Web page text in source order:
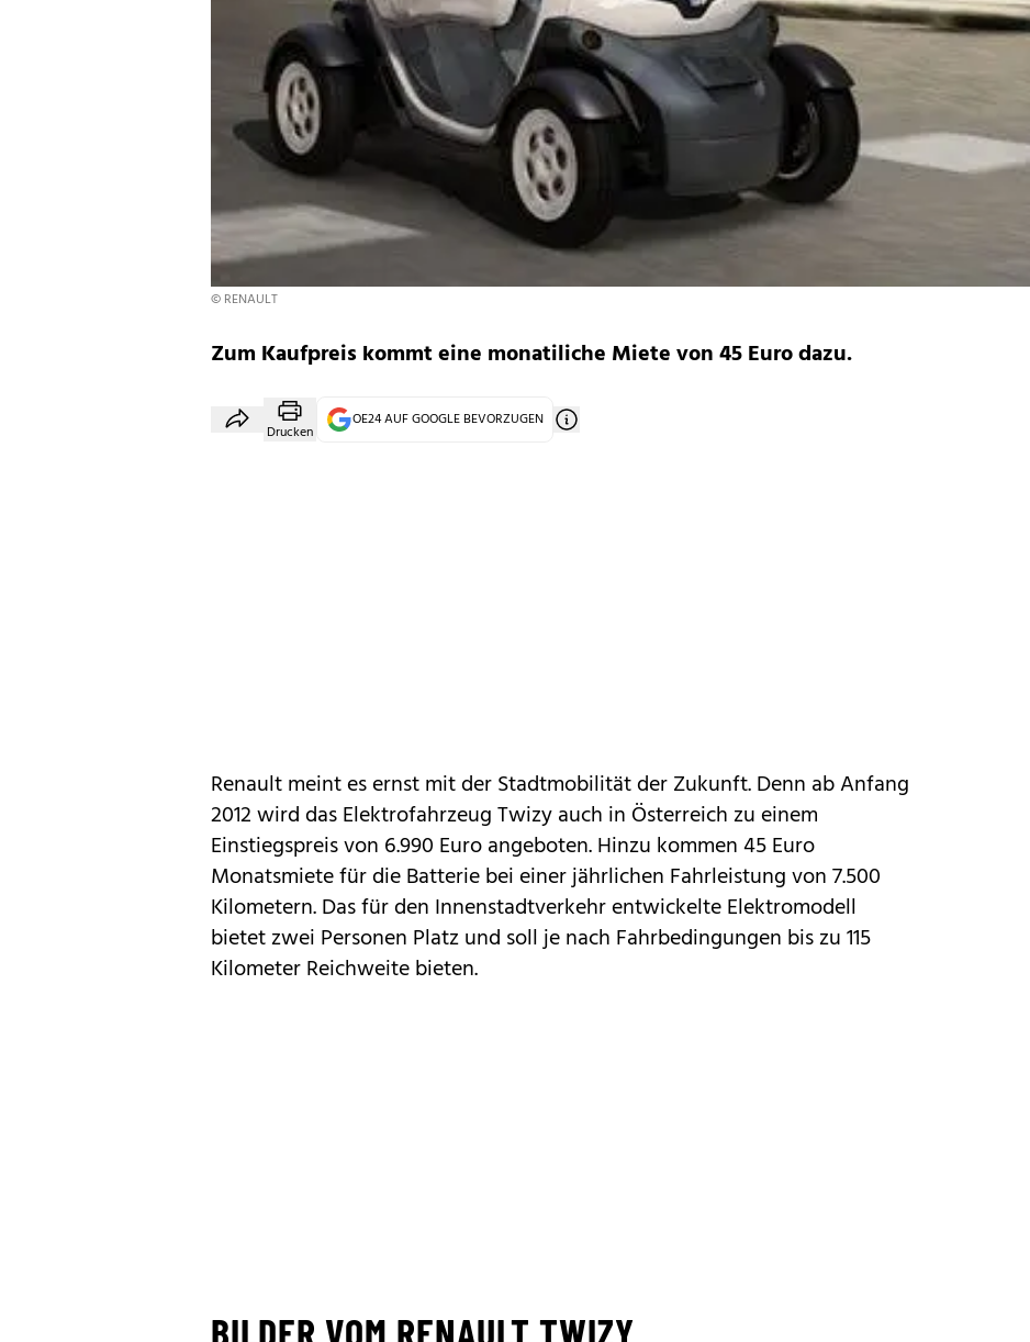
© RENAULT
Zum Kaufpreis kommt eine monatiliche Miete von 45 Euro dazu.
Drucken
OE24 AUF GOOGLE BEVORZUGEN
Renaultmeint es ernst mit der Stadtmobilität der Zukunft. Denn ab Anfang
2012 wird das ElektrofahrzeugTwizyauch in Österreich zu einem
Einstiegspreis von 6.990 Euro angeboten. Hinzu kommen 45 Euro
Monatsmiete für die Batterie bei einer jährlichen Fahrleistung von 7.500
Kilometern. Das für den Innenstadtverkehr entwickelte Elektromodell
bietet zwei Personen Platz und soll je nach Fahrbedingungen bis zu 115
Kilometer Reichweite bieten.
BILDER VOM RENAULT TWIZY